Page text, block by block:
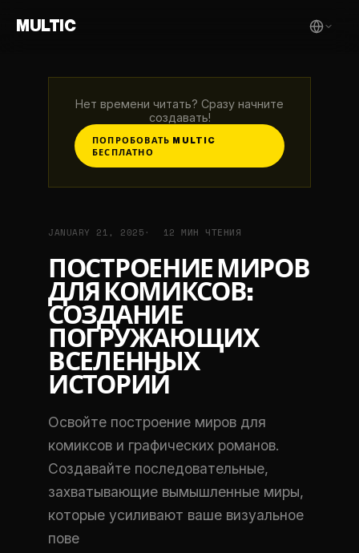
MULTIC
Нет времени читать? Сразу начните
создавать!
ПОПРОБОВАТЬ MULTIC
БЕСПЛАТНО
JANUARY 21, 2025 12 МИН ЧТЕНИЯ
ПОСТРОЕНИЕ МИРОВ
ДЛЯ КОМИКСОВ:
СОЗДАНИЕ
ПОГРУЖАЮЩИХ
ВСЕЛЕННЫХ
ИСТОРИЙ
Освойте построение миров для
комиксов и графических романов.
Создавайте последовательные,
захватывающие вымышленные миры,
которые усиливают ваше визуальное
пове